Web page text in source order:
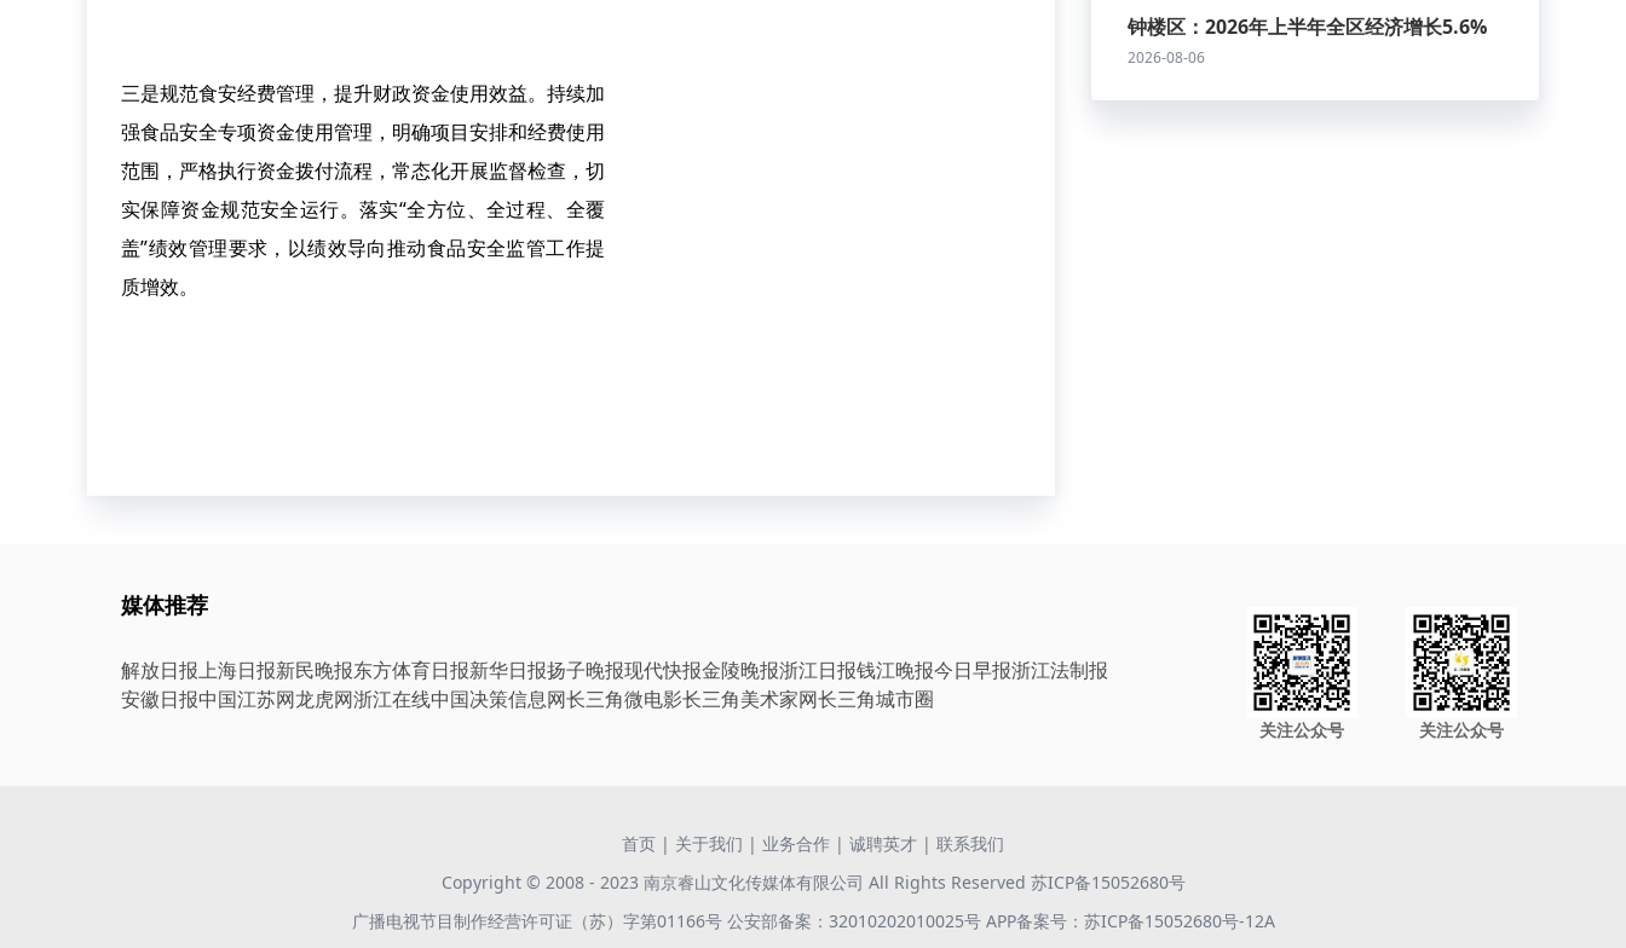
三是规范食安经费管理，提升财政资金使用效益。持续加
强食品安全专项资金使用管理，明确项目安排和经费使用
范围，严格执行资金拨付流程，常态化开展监督检查，切
实保障资金规范安全运行。落实“全方位、全过程、全覆
盖”绩效管理要求，以绩效导向推动食品安全监管工作提
质增效。
钟楼区：2026年上半年全区经济增长5.6%
2026-08-06
媒体推荐
解放日报上海日报新民晚报东方体育日报新华日报扬子晚报现代快报金陵晚报浙江日报钱江晚报今日早报浙江法制报
安徽日报中国江苏网龙虎网浙江在线中国决策信息网长三角微电影长三角美术家网长三角城市圈
关注公众号 关注公众号
首页 | 关于我们 | 业务合作 | 诚聘英才 | 联系我们
Copyright © 2008 - 2023 南京睿山文化传媒体有限公司 All Rights Reserved 苏ICP备15052680号
广播电视节目制作经营许可证（苏）字第01166号 公安部备案：32010202010025号 APP备案号：苏ICP备15052680号-12A